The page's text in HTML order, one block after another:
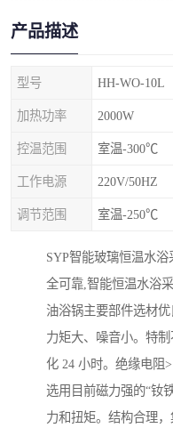
产品描述
型号 HH-WO-10L
加热功率 2000W
控温范围 室温-300℃
工作电源 220V/50HZ
调节范围 室温-250℃
SYP智能玻璃恒温水
全可靠,智能恒温水浴
油浴锅主要部件选材
力矩大、噪音小。特
化 24 小时。绝缘电阻
选用目前磁力强的“钕
力和扭矩。结构合理